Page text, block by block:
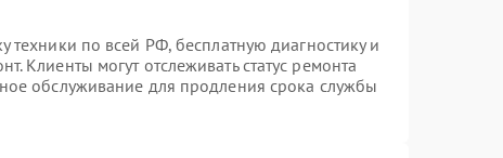
техники по всей РФ, бесплатную диагностику и
Клиенты могут отслеживать статус ремонта
обслуживание для продления срока службы